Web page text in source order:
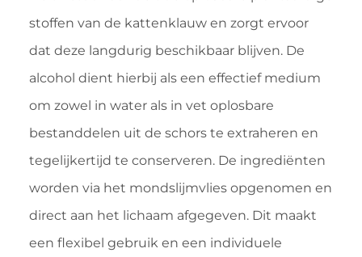
stoffen van de kattenklauw en zorgt ervoor
dat deze langdurig beschikbaar blijven. De
alcohol dient hierbij als een effectief medium
om zowel in water als in vet oplosbare
bestanddelen uit de schors te extraheren en
tegelijkertijd te conserveren. De ingrediënten
worden via het mondslijmvlies opgenomen en
direct aan het lichaam afgegeven. Dit maakt
een flexibel gebruik en een individuele